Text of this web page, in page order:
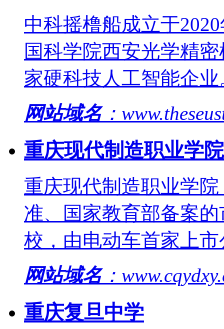
中科摇橹船成立于
国科学院西安光学精
家硬科技人工智能企
网站域名：
重庆现代制造职业学院
重庆现代制造职业学
准、国家教育部备案
校，由电动车首家上
网站域名：
重庆复旦中学